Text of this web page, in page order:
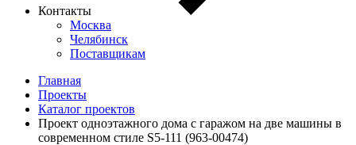
Контакты
Москва
Челябинск
Поставщикам
Главная
Проекты
Каталог проектов
Проект одноэтажного дома с гаражом на две машины в
современном стиле S5-111 (963-00474)